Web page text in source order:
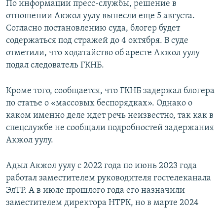
По информации пресс-службы, решение в
отношении Акжол уулу вынесли еще 5 августа.
Согласно постановлению суда, блогер будет
содержаться под стражей до 4 октября. В суде
отметили, что ходатайство об аресте Акжол уулу
подал следователь ГКНБ.
Кроме того, сообщается, что ГКНБ задержал блогера
по статье о «массовых беспорядках». Однако о
каком именно деле идет речь неизвестно, так как в
спецслужбе не сообщали подробностей задержания
Акжол уулу.
Адыл Акжол уулу с 2022 года по июнь 2023 года
работал заместителем руководителя гостелеканала
ЭлТР. А в июле прошлого года его назначили
заместителем директора НТРК, но в марте 2024